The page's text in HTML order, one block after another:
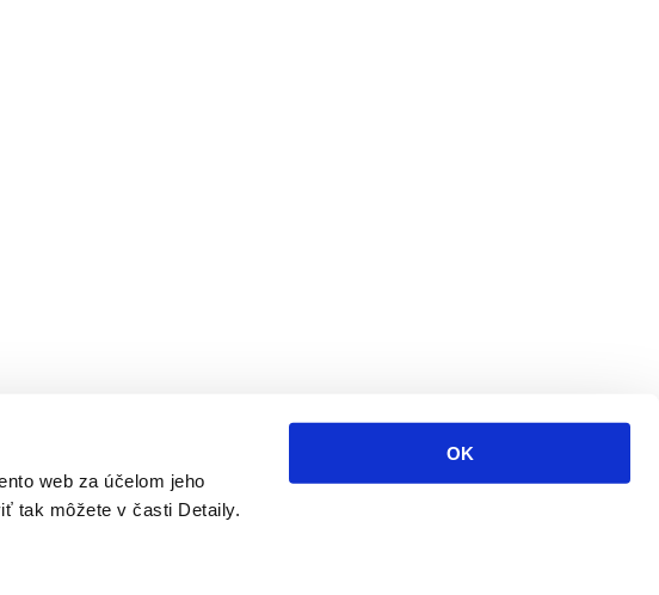
web za účelom jeho
tak môžete v časti Detaily.
OK